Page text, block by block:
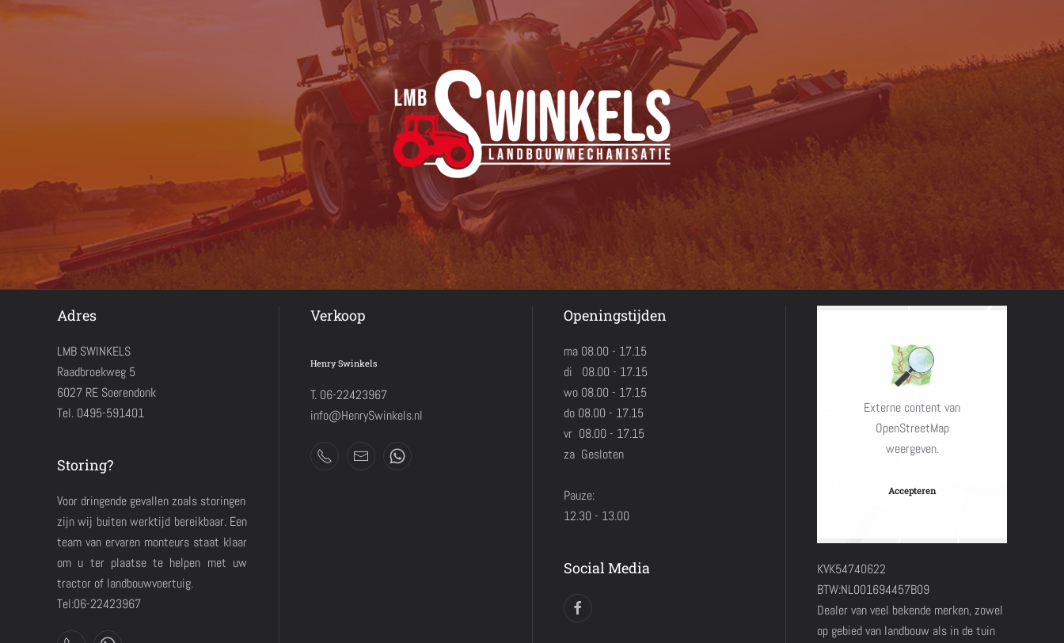
Adres
LMB SWINKELS
Raadbroekweg 5
6027 RE Soerendonk
Tel. 0495-591401
Storing?
Voor dringende gevallen zoals storingen
zijn wij buiten werktijd bereikbaar. Een
team van ervaren monteurs staat klaar
om u ter plaatse te helpen met uw
tractor of landbouwvoertuig.
Tel:06-22423967
Verkoop
Henry Swinkels
T. 06-22423967
info@HenrySwinkels.nl
Openingstijden
ma 08.00 - 17.15
di 08.00 - 17.15
wo 08.00 - 17.15
do 08.00 - 17.15
vr 08.00 - 17.15
za Gesloten
Pauze:
12.30 - 13.00
Social Media
Externe content van
OpenStreetMap
weergeven.
Accepteren
KVK54740622
BTW:NL001694457B09
Dealer van veel bekende merken, zowel
op gebied van landbouw als in de tuin